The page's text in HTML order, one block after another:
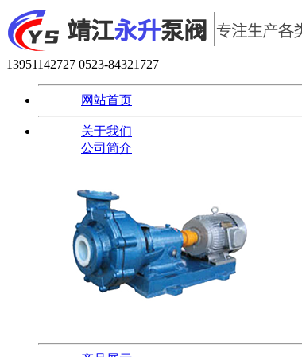
13951142727 0523-84321727
网站首页
关于我们
公司简介